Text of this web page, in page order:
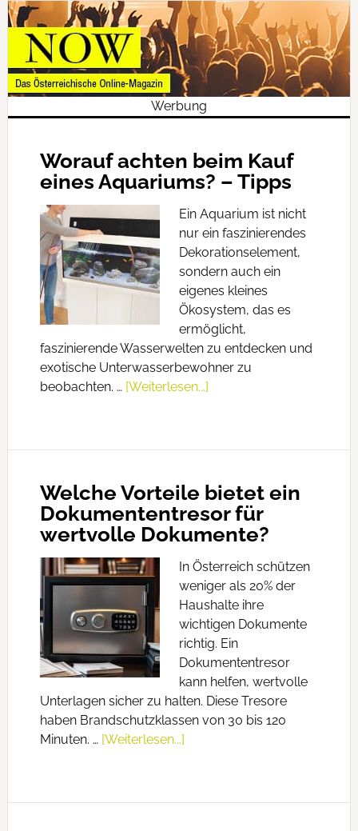
Werbung
Worauf achten beim Kauf
eines Aquariums? – Tipps
Ein Aquarium ist nicht
nur ein faszinierendes
Dekorationselement,
sondern auch ein
eigenes kleines
Ökosystem, das es
ermöglicht,
faszinierende Wasserwelten zu entdecken und
exotische Unterwasserbewohner zu
beobachten. … [Weiterlesen...]
Welche Vorteile bietet ein
Dokumententresor für
wertvolle Dokumente?
In Österreich schützen
weniger als 20% der
Haushalte ihre
wichtigen Dokumente
richtig. Ein
Dokumententresor
kann helfen, wertvolle
Unterlagen sicher zu halten. Diese Tresore
haben Brandschutzklassen von 30 bis 120
Minuten. … [Weiterlesen...]